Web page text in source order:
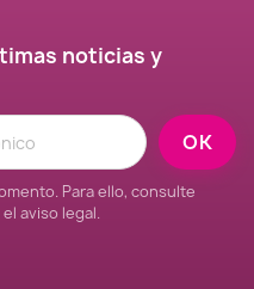
noticias y
Para ello, consulte
aviso legal.